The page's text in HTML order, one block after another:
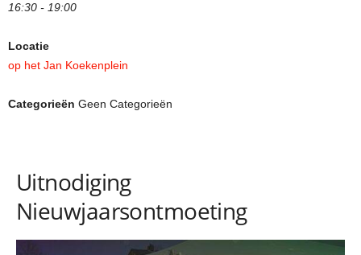
16:30 - 19:00
Locatie
op het Jan Koekenplein
Categorieën Geen Categorieën
Uitnodiging
Nieuwjaarsontmoeting